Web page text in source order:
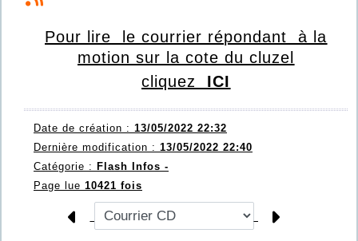
Pour lire le courrier répondant à la
motion sur la cote du cluzel
cliquez ICI
Date de création : 13/05/2022 22:32
Dernière modification : 13/05/2022 22:40
Catégorie : Flash Infos -
Page lue 10421 fois